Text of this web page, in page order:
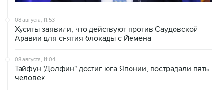
08 августа, 11:53
Хуситы заявили, что действуют против Саудовской
Аравии для снятия блокады с Йемена
08 августа, 11:04
Тайфун "Долфин" достиг юга Японии, пострадали пять
человек